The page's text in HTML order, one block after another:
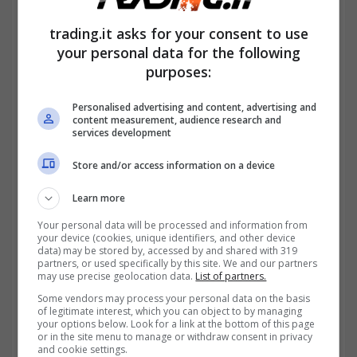
dell’approccio decisionaledelle PA, per
responsabilizzare le amministrazioni e
scongiurare i possibili effetti di
complicazione amministrativa a danno delle
trading.it asks for your consent to use
your personal data for the following
purposes:
Personalised advertising and content, advertising and
content measurement, audience research and
services development
Store and/or access information on a device
Learn more
Your personal data will be processed and information from
your device (cookies, unique identifiers, and other device
data) may be stored by, accessed by and shared with 319
partners, or used specifically by this site. We and our partners
may use precise geolocation data. List of partners.
Some vendors may process your personal data on the basis
of legitimate interest, which you can object to by managing
your options below. Look for a link at the bottom of this page
or in the site menu to manage or withdraw consent in privacy
and cookie settings.